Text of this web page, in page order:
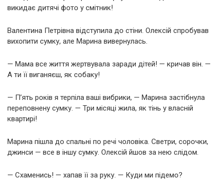
викидає дитячі фото у смітник!
Валентина Петрівна відступила до стіни. Олексій спробував
вихопити сумку, але Марина вивернулась.
— Мама все життя жертвувала заради дітей! — кричав він. —
А ти її виганяєш, як собаку!
— П’ять років я терпіла ваші вибрики, — Марина застібнула
переповнену сумку. — Три місяці жила, як тінь у власній
квартирі!
Марина пішла до спальні по речі чоловіка. Светри, сорочки,
джинси — все в іншу сумку. Олексій йшов за нею слідом.
— Схаменись! — хапав її за руку. — Куди ми підемо?